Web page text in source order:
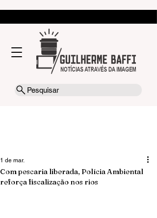
Pesquisar
Com pescaria liberada, Polícia Ambiental
reforça fiscalização nos rios
1 de mar.